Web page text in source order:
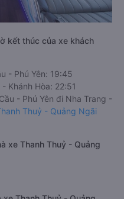
kết thúc của xe khách
- Phú Yên: 19:45
Khánh Hòa: 22:51
- Phú Yên đi Nha Trang -
Thuỷ - Quảng Ngãi
xe Thanh Thuỷ - Quảng